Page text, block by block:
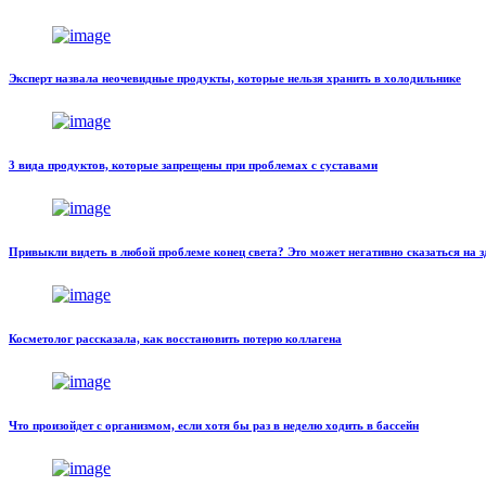
Эксперт назвала неочевидные продукты, которые нельзя хранить в холодильнике
3 вида продуктов, которые запрещены при проблемах с суставами
Привыкли видеть в любой проблеме конец света? Это может негативно сказаться на
Косметолог рассказала, как восстановить потерю коллагена
Что произойдет с организмом, если хотя бы раз в неделю ходить в бассейн